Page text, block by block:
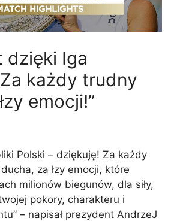
dzięki Iga
każdy trudny
emocji!”
Polski – dziękuję! Za każdy
za łzy emocji, które
milionów biegunów, dla siły,
pokory, charakteru i
– napisał prezydent AndrzeJ